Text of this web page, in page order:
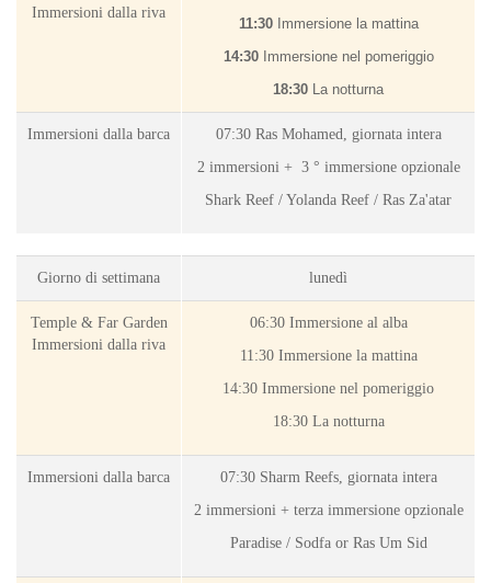
Immersioni dalla riva
11:30 Immersione la mattina
14:30Immersione nel pomeriggio
18:30 La notturna
Immersioni dalla barca
07:30 Ras Mohamed, giornata intera
2 immersioni + 3 ° immersione opzionale
Shark Reef / Yolanda Reef / Ras Za'atar
Giorno di settimana lunedì
Temple & Far Garden
Immersioni dalla riva
06:30Immersione al alba
11:30 Immersione la mattina
14:30 Immersione nel pomeriggio
18:30La notturna
Immersioni dalla barca
07:30 Sharm Reefs, giornata intera
2 immersioni + terza immersione opzionale
Paradise / Sodfa or Ras Um Sid